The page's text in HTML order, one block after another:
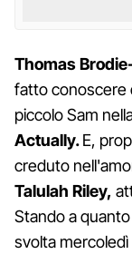
Thomas
fatto conoscere
piccolo Sam
Actually.E,
creduto
Talulah Riley,
Stando a
svolta mercoledì